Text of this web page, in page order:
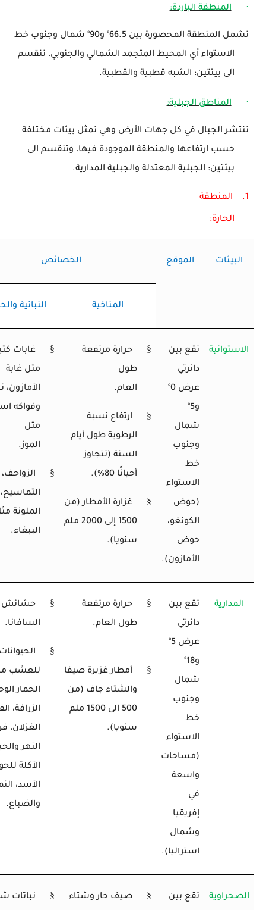
· المنطقة الباردة:
تشمل المنطقة المحصورة بين 66.5 ° و90 ° شمال وجنوب خط
الاستواء أي المحيط المتجمد الشمالي والجنوبي، تنقسم
الى بيئتين: الشبه قطبية والقطبية.
· المناطق الجبلية:
تنتشر الجبال في كل جهات الأرض وهي تمثل بيئات مختلفة
حسب ارتفاعها والمنطقة الموجودة فيها، وتنقسم الى
بيئتين: الجبلية المعتدلة والجبلية المدارية.
1. المنطقة
البيئات الموقع الخصائص
المناخية النباتية
الاستوائية
تقع بين
دائرتي
عرض 0 °
و5 °
شمال
وجنوب
خط
الاستواء
(حوض
الكونغو،
حوض
الأمازون).
§
حرارة مرتفعة
طول
العام.
§
ارتفاع نسبة
الرطوبة طول أيام
السنة (تتجاوز
أحيانًا 80%).
§
غزارة الأمطار (من
1500 إلى 2000 ملم
سنويا).
§
غابات
مثل غابة
الأمازون،
وفواكه
مثل
§
الزواحف،
الملونة
الببغاء.
المدارية
تقع بين
دائرتي
عرض 5 °
و18
°
شمال
وجنوب
خط
الاستواء
(مساحات
واسعة
في
إفريقيا
وشمال
استراليا).
§
حرارة مرتفعة
طول العام.
§
أمطار غزيرة صيفا
والشتاء جاف (من
500 الى 1500 ملم
سنويا).
§
حشائش
§
للعشب
الحمار
الزرافة،
الغزلان،
النهر
الأكلة
الأسد،
والضباع.
الصحراوية تقع بين § صيف حار وشتاء § نباتات